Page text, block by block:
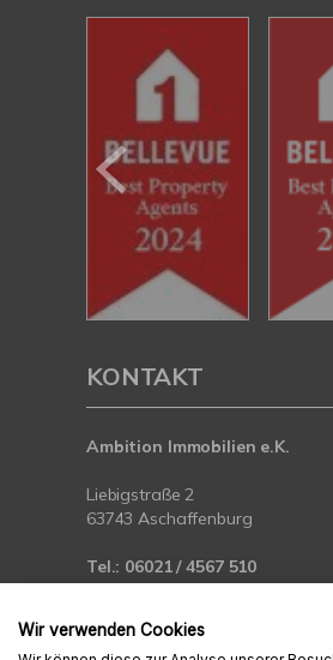
KONTAKT
Ambition Immobilien e.K.
Liebigstraße 2
63743 Aschaffenburg
Tel.: 06021 / 4567 510
Fax:06021 / 4567 525
E-Mail: info@immo-ais.de
Wir verwenden Cookies